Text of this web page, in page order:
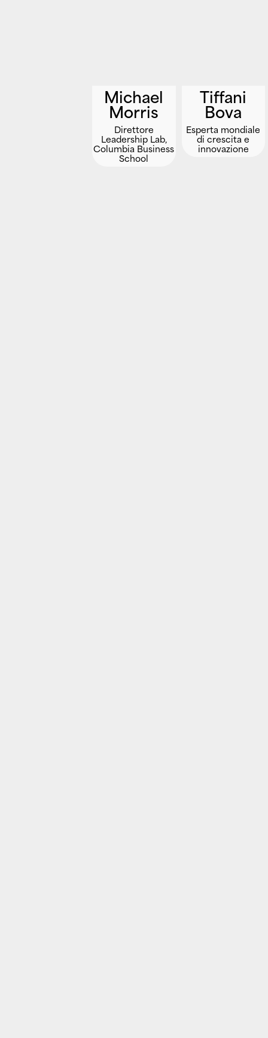
Michael
Morris
Direttore
Leadership Lab,
Columbia Business
School
Tiffani
Bova
Esperta mondiale
di crescita e
innovazione